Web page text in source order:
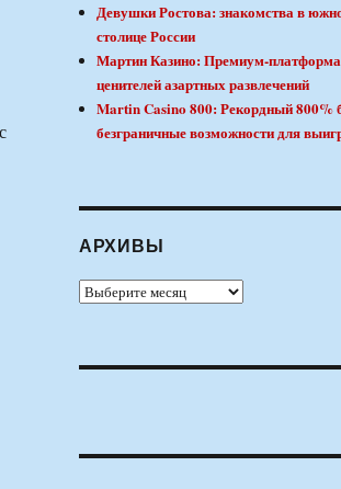
Девушки Ростова: знакомства в
столице России
Мартин Казино: Премиум-
ценителей азартных развлечений
Martin Casino 800: Рекордный 800%
безграничные возможности для
АРХИВЫ
Архивы